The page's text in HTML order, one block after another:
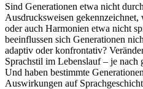
Sind Generationen etwa nicht
Ausdrucksweisen
oder auch Harmonien etwa nicht
beeinflussen sich Generationen
adaptiv oder konfrontativ?
Sprachstil im Lebenslauf – je
Und haben bestimmte
Auswirkungen auf